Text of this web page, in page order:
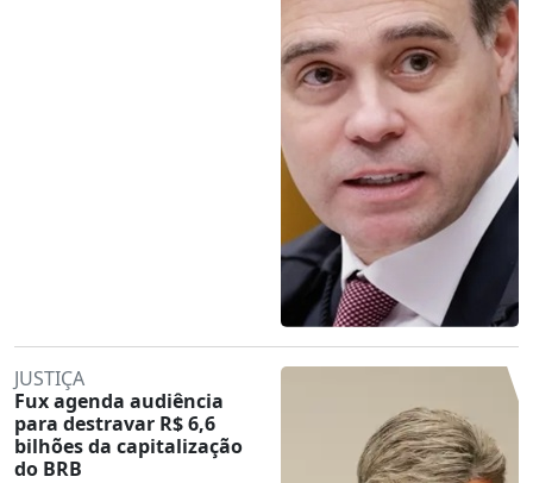
JUSTIÇA
Fux agenda audiência
para destravar R$ 6,6
bilhões da capitalização
do BRB